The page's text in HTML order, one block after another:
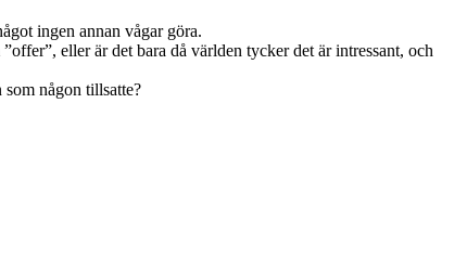
ingen annan vågar göra.
eller är det bara då världen tycker det är intressant, och
någon tillsatte?